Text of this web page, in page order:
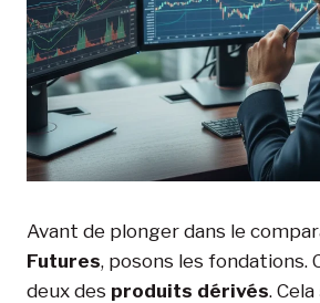
Avant de plonger dans le
Futures, posons les fondations.
deux des produits dérivés. Cela